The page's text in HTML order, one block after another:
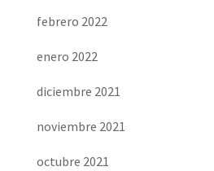
febrero 2022
enero 2022
diciembre 2021
noviembre 2021
octubre 2021